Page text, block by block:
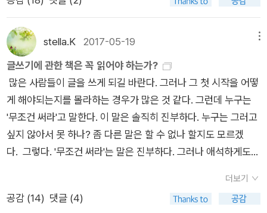
다. (한승원, <바닷가 학교>)-163쪽
춧가루를 묻혀가며 김치를 담근다. 배추를 밥상에 올리기 위해서
는 먼저 흙을 손에 묻혀가며 배추를 뽑고 고춧가루를 묻혀가며 김
치를 담가야 한다. 소설은 김치를 보여주는 것이 아니라 배추 뽑
는 손, 고춧가루 범벅이 된 손을 보여주는 것이다.
한다. 요체는 궁금증을 사라지지 않게 하는 것. 하나의 궁금증이
해결되는 순간 다른 궁금증이 생기도록 하는 것. 궁금증의 지속적
인 생산이 중요하다. 우선 선택이 중요하다. 무엇을 선택할 것인
가. 하는 질문에는 무엇을 배제할 것인가 하는 질문이 겹쳐있다.
선택은 취하기와 버리기의 작업이다. 압축과 비약에 대한 유혹에
넘어가지 말아야 한다. 우리의 삶은 압축되지 않고, 될 수 없고,
비약할 수도 없다. 강물 속으로 몸을 밀어 넣어야 한다. 그리하여
물이 당신의 몸 속으로 스미게 해야 한다. 그 길 밖에 없다. 현실
의 경험은 개연성을 초월해 있다. 소설 속의 사건은 직접 경험한
것이어야 할 필요는 없다. 실제로 그런 일이 현실에서 일어났느냐
실 속에서는 몰라도 소설속에서는 어떤 시시한 사건도 ‘그냥’ 일
으면 그러려니 했을텐데, 여러번 반복해서 말했고, 심지어 재미없
는 비유까지 들어가며 말하기에, 정말 의식을 많이 하는 구나 싶
었다. 뭐, 주말에 일하는 게 하루 이틀 일도 아니고, 그건 아무렇
지도 않지만, 무척 추운 날이어서 밖에서 오래 있는게 좀 싫었을
뿐이다. 추위는 정말 싫으니까.사실 일일 많이 밀려있었고, 바로
다음날인 월요일까지 마쳐야 할 일들이 있어서 답사를 다녀와서
사무실에서 일할 생각이었다. 그런데 추위에 강한 바람에 벌벌 떨
면서 몇 시간을 보냈더니, 따뜻한 방에 눕고 싶은 생각이 간절했
다. 이사님들과 헤어지고 사무실로 가야지 생각했던 마음과 달리
발길은 집으로 향했다. 그리고 혼자 있는 날엔 거의 켜지 않는 보
일러를 켰다. 이불 속으로 쏙 들어가 저녁도 안 먹고 잠들었다.잠
에서 깬 건 밤 10시 반쯤이었다. 씻고 옷을 껴입고 집을 나선 건 1
stella.K 2017-05-19
글쓰기에 관한 책은 꼭 읽어야 하는가?
많은 사람들이 글을 쓰게 되길 바란다. 그러나 그 첫 시작을 어떻
게 해야되는지를 몰라하는 경우가 많은 것 같다. 그런데 누구는
'무조건 써라'고 말한다. 이 말은 솔직히 진부하다. 누구는 그러고
싶지 않아서 못 하나? 좀 다른 말은 할 수 없나 할지도 모르겠
다. 그렇다. '무조건 써라'는 말은 진부하다. 그러나 애석하게도
건 글을 쓰겠다는 사람에겐 진리이기도 하다. 하지만 글을 쓰는
것을 너무 부담스러워 하지 않았으면 좋겠다. 잘 써야 한다는 부
더보기
공감 (14) 댓글 (4)